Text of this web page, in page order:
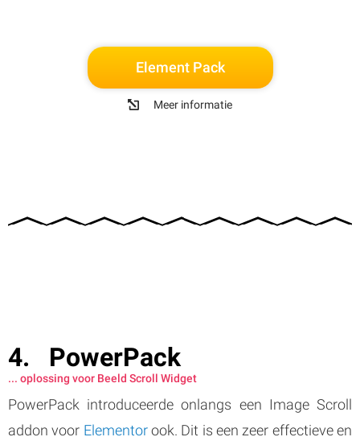
Element Pack
Meer informatie
PowerPack
... oplossing voor Beeld Scroll Widget
PowerPack introduceerde onlangs een Image Scroll
addon voor Elementorook. Dit is een zeer effectieve en